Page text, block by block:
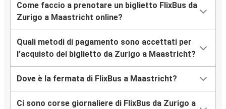
Come faccio a prenotare un biglietto FlixBus da
Zurigo a Maastricht online?
Quali metodi di pagamento sono accettati per
l’acquisto del biglietto da Zurigo a Maastricht?
Dove è la fermata di FlixBus a Maastricht?
Ci sono corse giornaliere di FlixBus da Zurigo a